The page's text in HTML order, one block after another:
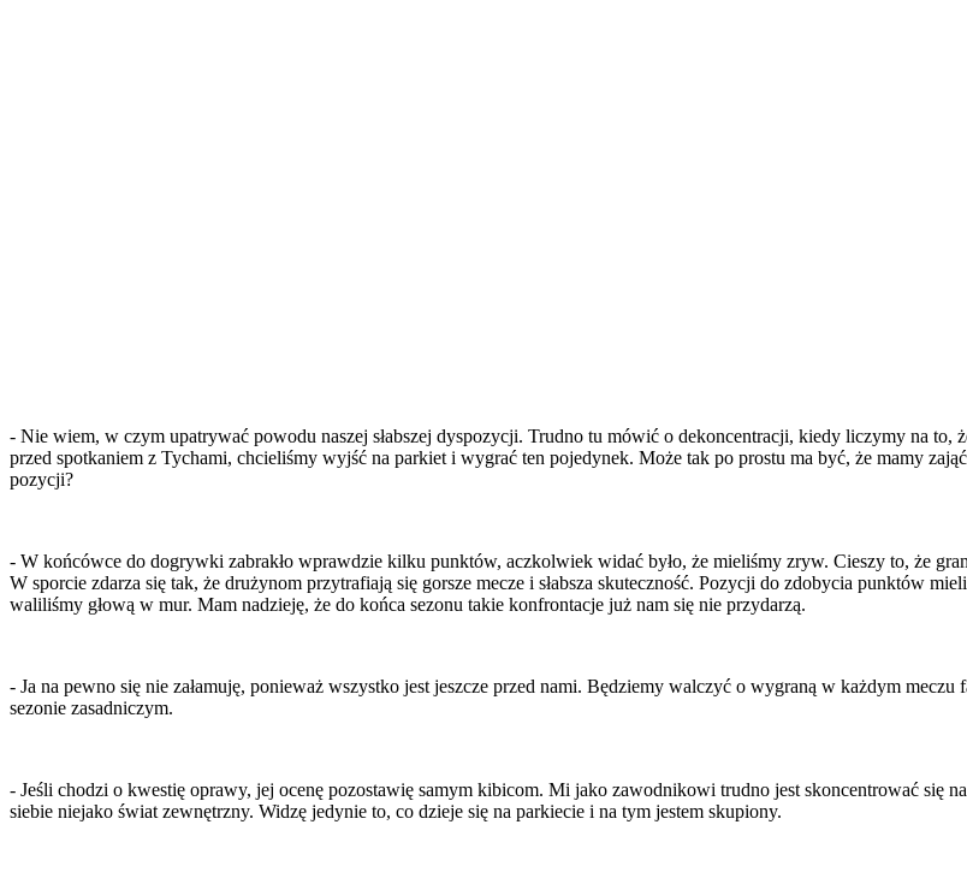
- Nie wiem, w czym upatrywać powodu naszej słabszej dyspozycji. Trudno tu mówić o dekoncentracji, kiedy liczymy na
przed spotkaniem z Tychami, chcieliśmy wyjść na parkiet i wygrać ten pojedynek. Może tak po prostu ma być, że mamy
pozycji?
- W końcówce do dogrywki zabrakło wprawdzie kilku punktów, aczkolwiek widać było, że mieliśmy zryw. Cieszy to, że
W sporcie zdarza się tak, że drużynom przytrafiają się gorsze mecze i słabsza skuteczność. Pozycji do zdobycia punktów
waliliśmy głową w mur. Mam nadzieję, że do końca sezonu takie konfrontacje już nam się nie przydarzą.
- Ja na pewno się nie załamuję, ponieważ wszystko jest jeszcze przed nami. Będziemy walczyć o wygraną w każdym
sezonie zasadniczym.
- Jeśli chodzi o kwestię oprawy, jej ocenę pozostawię samym kibicom. Mi jako zawodnikowi trudno jest skoncentrować się
siebie niejako świat zewnętrzny. Widzę jedynie to, co dzieje się na parkiecie i na tym jestem skupiony.